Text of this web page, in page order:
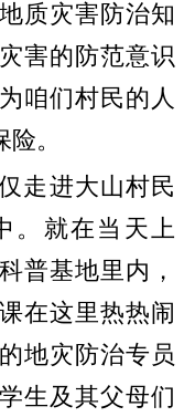
地质灾害 防治知
害的防范意识
咱们村民的人
。
走进大山村民
。就在当天上
普基地里内，
课在这里热热闹
地灾防治专员
生及其父母们